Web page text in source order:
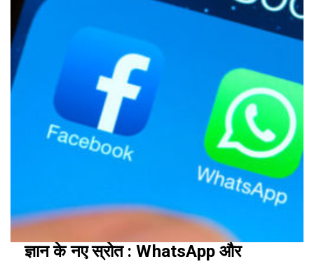
ज्ञान के नए स्रोत : WhatsApp और